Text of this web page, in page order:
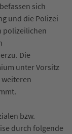
sich
und die Polizei
polizeilichen
Die
unter Vorsitz
bzw.
durch folgende